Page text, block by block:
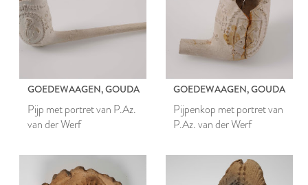
GOEDEWAAGEN, GOUDA
Pijp met portret van P.Az.
van der Werf
GOEDEWAAGEN, GOUDA
Pijpenkop met portret van
P.Az. van der Werf